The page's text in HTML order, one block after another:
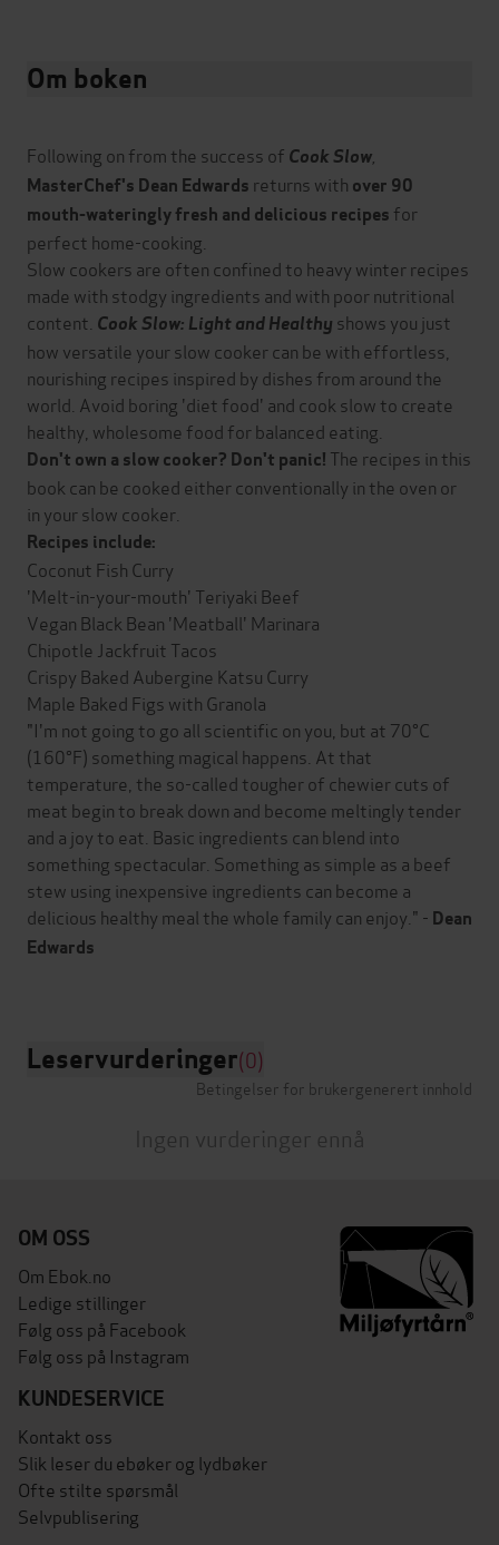
Om boken
Following on from the success of Cook Slow
MasterChef's Dean Edwards returns with over 90
mouth-wateringly fresh and delicious recipes for
perfect home-cooking.
Slow cookers are often confined to heavy winter recipes
made with stodgy ingredients and with poor nutritional
content. Cook Slow: Light and Healthy shows you just
how versatile your slow cooker can be with effortless,
nourishing recipes inspired by dishes from around the
world. Avoid boring 'diet food' and cook slow to create
healthy, wholesome food for balanced eating.
Don't own a slow cooker? Don't panic! The recipes in this
book can be cooked either conventionally in the oven or
in your slow cooker.
Recipes include:
Coconut Fish Curry
'Melt-in-your-mouth' Teriyaki Beef
Vegan Black Bean 'Meatball' Marinara
Chipotle Jackfruit Tacos
Crispy Baked Aubergine Katsu Curry
Maple Baked Figs with Granola
"I'm not going to go all scientific on you, but at 70°C
(160°F) something magical happens. At that
temperature, the so-called tougher of chewier cuts of
meat begin to break down and become meltingly tender
and a joy to eat. Basic ingredients can blend into
something spectacular. Something as simple as a beef
stew using inexpensive ingredients can become a
delicious healthy meal the whole family can enjoy." - Dean
Edwards
Leservurderinger(0)
Betingelser for brukergenerert innhold
Ingen vurderinger ennå
OM OSS
Om Ebok.no
Ledige stillinger
Følg oss på Facebook
Følg oss på Instagram
KUNDESERVICE
Kontakt oss
Slik leser du ebøker og lydbøker
Ofte stilte spørsmål
Selvpublisering